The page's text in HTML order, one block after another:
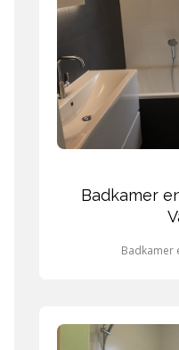
Badkamer
Badkamer